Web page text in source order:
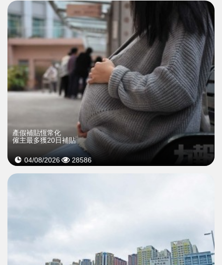
產假補貼恆常化
僱主最多獲20日補貼
04/08/2026 28586